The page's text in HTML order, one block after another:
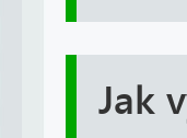
Jak